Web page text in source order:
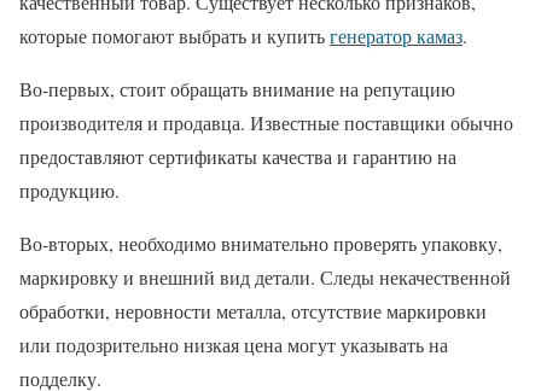
которые помогают выбрать и купитьгенератор камаз.
Во-первых, стоит обращать внимание на репутацию
производителя и продавца. Известные поставщики обычно
предоставляют сертификаты качества и гарантию на
продукцию.
Во-вторых, необходимо внимательно проверять упаковку,
маркировку и внешний вид детали. Следы некачественной
обработки, неровности металла, отсутствие маркировки
или подозрительно низкая цена могут указывать на
подделку.